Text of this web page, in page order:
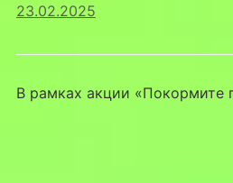
23.02.2025
В рамках акции «Покормите